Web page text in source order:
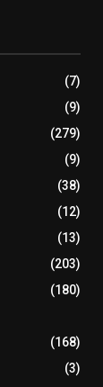
(7)
(9)
(279)
(9)
(38)
(12)
(13)
(203)
(180)
(168)
(3)